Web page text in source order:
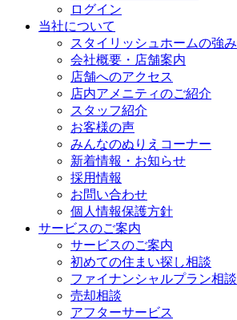
ログイン
当社について
スタイリッシュホームの強み
会社概要・店舗案内
店舗へのアクセス
店内アメニティのご紹介
スタッフ紹介
お客様の声
みんなのぬりえコーナー
新着情報・お知らせ
採用情報
お問い合わせ
個人情報保護方針
サービスのご案内
サービスのご案内
初めての住まい探し相談
ファイナンシャルプラン相談
売却相談
アフターサービス